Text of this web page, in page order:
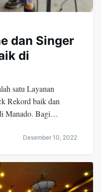
dan Singer
di
satu Layanan
Rekord baik dan
Manado. Bagi…
Desember 10, 2022